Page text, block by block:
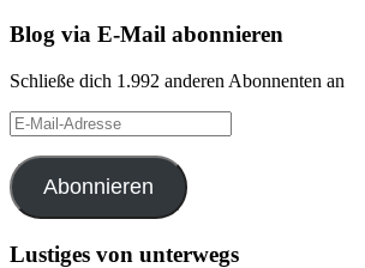
Blog via E-Mail abonnieren
Schließe dich 1.992 anderen Abonnenten an
E-
Mail-
Adresse
Abonnieren
Lustiges von unterwegs